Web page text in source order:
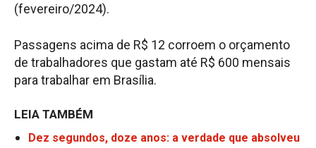
(fevereiro/2024).
Passagens acima de R$ 12 corroem o orçamento
de trabalhadores que gastam até R$ 600 mensais
para trabalhar em Brasília.
LEIA TAMBÉM
Dez segundos, doze anos: a verdade que absolveu